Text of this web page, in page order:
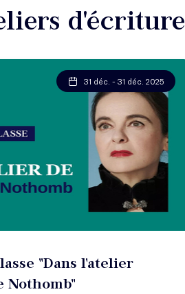
d'écriture
31 déc. - 31 déc. 2025
"Dans l'atelier
Nothomb"